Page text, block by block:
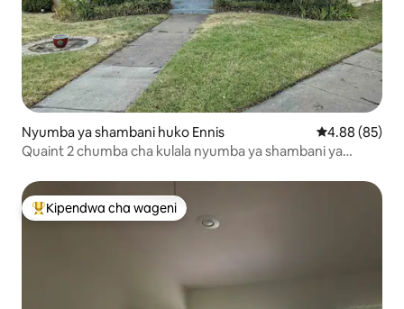
Nyumba ya shambani huko Ennis Ukadiriaji wa
4.88 (85)
Quaint 2 chumba cha kulala nyumba ya shambani ya
Kipendwa maarufu cha wageni
Kipendwa cha wageni